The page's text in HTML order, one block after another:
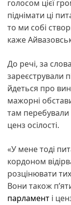
голосом цієї
піднімати ці
то ми собі
каже
До речі, за
зареєстрували
йдеться про
мажорні
там
ценз осілості.
«У мене тоді
кордоном
розцінювати
Вони також
парламент і